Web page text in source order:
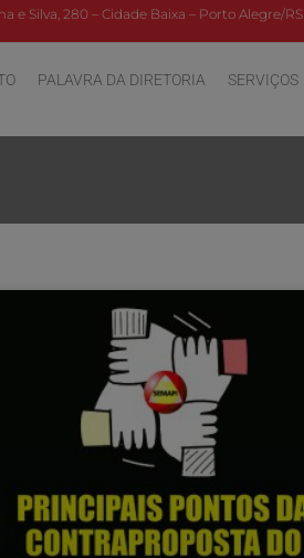
e Silva, 280 – Cidade Baixa – Porto Alegre/RS
PALAVRA DA DIRETORIA SERVIÇOS